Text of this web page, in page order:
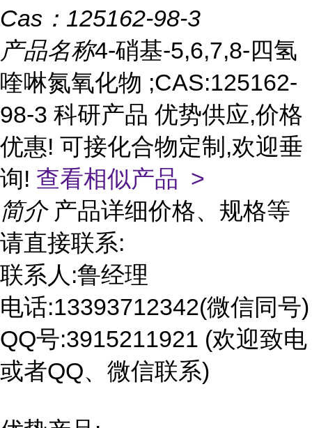
Cas： 125162-98-3
产品名称4-硝基-5,6,7,8-四氢
喹啉氮氧化物 ;CAS:125162-
98-3 科研产品 优势供应,价格
优惠! 可接化合物定制,欢迎垂
询! 查看相似产品 >
简介 产品详细价格、规格等
请直接联系:
联系人:鲁经理
电话:13393712342(微信同号)
QQ号:3915211921 (欢迎致电
或者QQ、微信联系)